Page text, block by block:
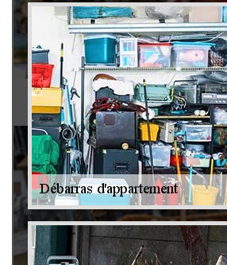
Antiquaire 79